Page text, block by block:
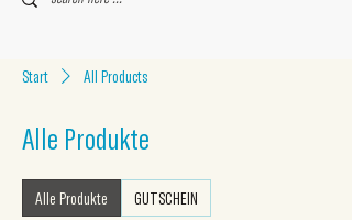
Start All Products
Alle Produkte
Alle Produkte GUTSCHEIN